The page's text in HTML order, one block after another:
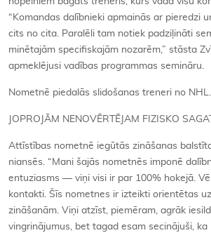
“Komandas dalībnieki apmainās ar pieredzi
cits no cita. Paralēli tam notiek padziļināti
minētajām specifiskajām nozarēm,” stāsta
apmeklējusi vadības programmas semināru.
Nometnē piedalās slidošanas treneri no NHL.
JOPROJĀM NENOVĒRTĒJAM FIZISKO
Attīstības nometnē iegūtās zināšanas
niansēs. “Mani šajās nometnēs imponē
entuziasms — viņi visi ir par 100% hokejā.
kontakti. Šīs nometnes ir izteikti orientētas
zināšanām. Viņi atzīst, piemēram, agrāk
vingrinājumus, bet tagad esam secinājuši, ka